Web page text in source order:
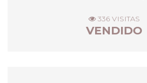
336 VISITAS
VENDIDO